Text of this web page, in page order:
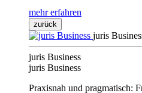
mehr erfahren
zurück
juris
juris Business
juris Business
Praxisnah und pragmatisch: